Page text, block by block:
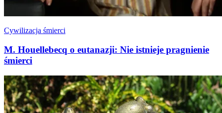
Cywilizacja śmierci
M. Houellebecq o eutanazji: Nie istnieje pragnienie
śmierci